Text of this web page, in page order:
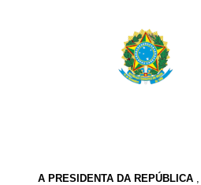
A PRESIDENTA DA REPÚBLICA